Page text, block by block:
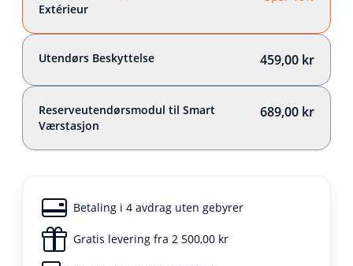
Extérieur
Utendørs Beskyttelse 459,00 kr
Reserveutendørsmodul til Smart
Værstasjon
689,00 kr
Betaling i 4 avdrag uten gebyrer
Gratis levering fra 2 500,00 kr